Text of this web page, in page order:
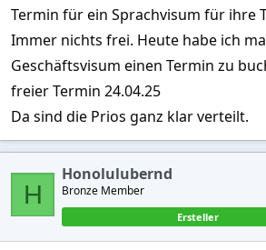
Termin für ein Sprachvisum für ihre
Immer nichts frei. Heute habe ich
Geschäftsvisum einen Termin zu
freier Termin 24.04.25
Da sind die Prios ganz klar verteilt.
H
Honolulubernd
Bronze Member
Ersteller